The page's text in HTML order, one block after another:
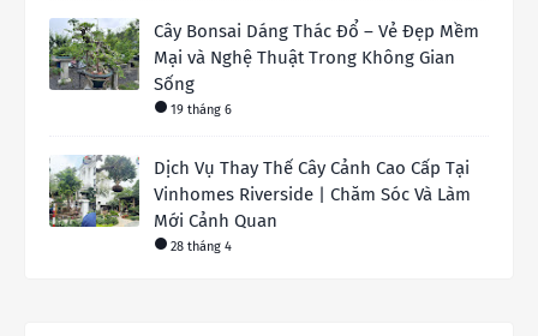
Cây Bonsai Dáng Thác Đổ – Vẻ Đẹp Mềm
Mại và Nghệ Thuật Trong Không Gian
Sống
19 tháng 6
Dịch Vụ Thay Thế Cây Cảnh Cao Cấp Tại
Vinhomes Riverside | Chăm Sóc Và Làm
Mới Cảnh Quan
28 tháng 4